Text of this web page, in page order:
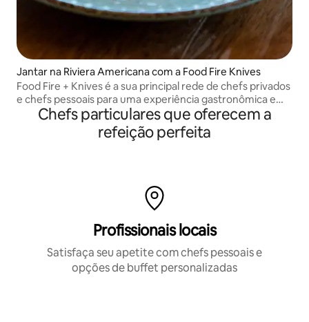
Jantar na Riviera Americana com a Food Fire Knives
Food Fire + Knives é a sua principal rede de chefs privados
e chefs pessoais para uma experiência gastronômica em
casa.Chefs particulares que oferecem a
refeição perfeita
Profissionais locais
Satisfaça seu apetite com chefs pessoais e
opções de buffet personalizadas